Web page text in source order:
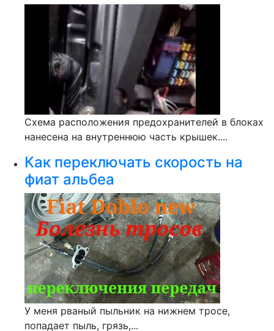
Схема расположения предохранителей в блоках
нанесена на внутреннюю часть крышек....
Как переключать скорость на
фиат альбеа
У меня рваный пыльник на нижнем тросе,
попадает пыль, грязь,...